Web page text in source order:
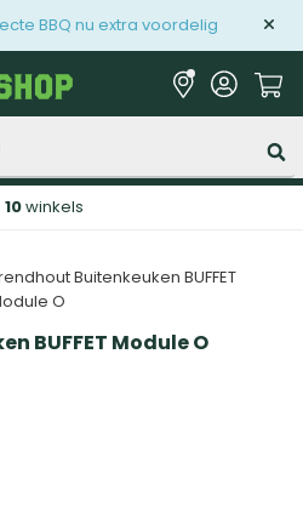
BBQ nu extra voordelig
10winkels
Buitenkeuken BUFFET
O
BUFFET Module O